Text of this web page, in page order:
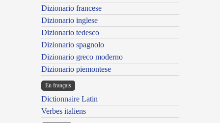
Dizionario francese
Dizionario inglese
Dizionario tedesco
Dizionario spagnolo
Dizionario greco moderno
Dizionario piemontese
En français
Dictionnaire Latin
Verbes italiens